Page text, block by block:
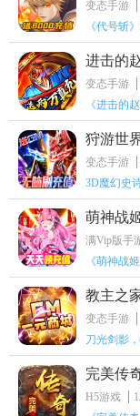
变态手游
进击的
变态手游
《进击的
狩游世
变态手游
3D魔幻史
萌神战
满Vip版手
教主之
变态手游
刀光剑影
完美传
H5游戏